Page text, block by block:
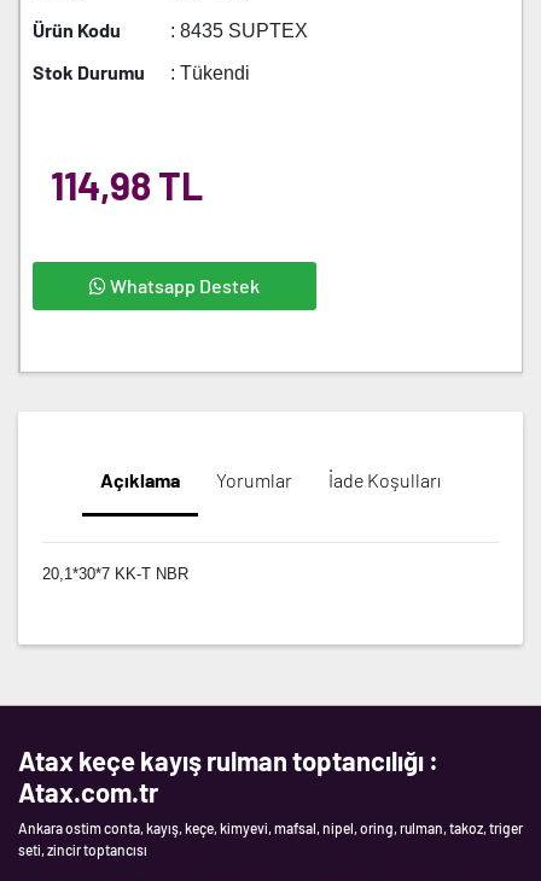
Ürün Kodu
: 8435 SUPTEX
Stok Durumu : Tükendi
114,98 TL
Whatsapp Destek
Açıklama Yorumlar İade Koşulları
20,1*30*7 KK-T NBR
Atax keçe kayış rulman toptancılığı :
Atax.com.tr
Ankara ostim conta, kayış, keçe, kimyevi, mafsal, nipel, oring, rulman, takoz, triger
seti, zincir toptancısı